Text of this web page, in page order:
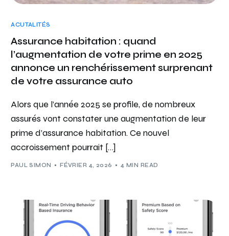
ACUTALITÉS
Assurance habitation : quand
l’augmentation de votre prime en 2025
annonce un renchérissement surprenant
de votre assurance auto
Alors que l’année 2025 se profile, de nombreux
assurés vont constater une augmentation de leur
prime d’assurance habitation. Ce nouvel
accroissement pourrait […]
PAUL SIMON FÉVRIER 4, 2026 4 MIN READ